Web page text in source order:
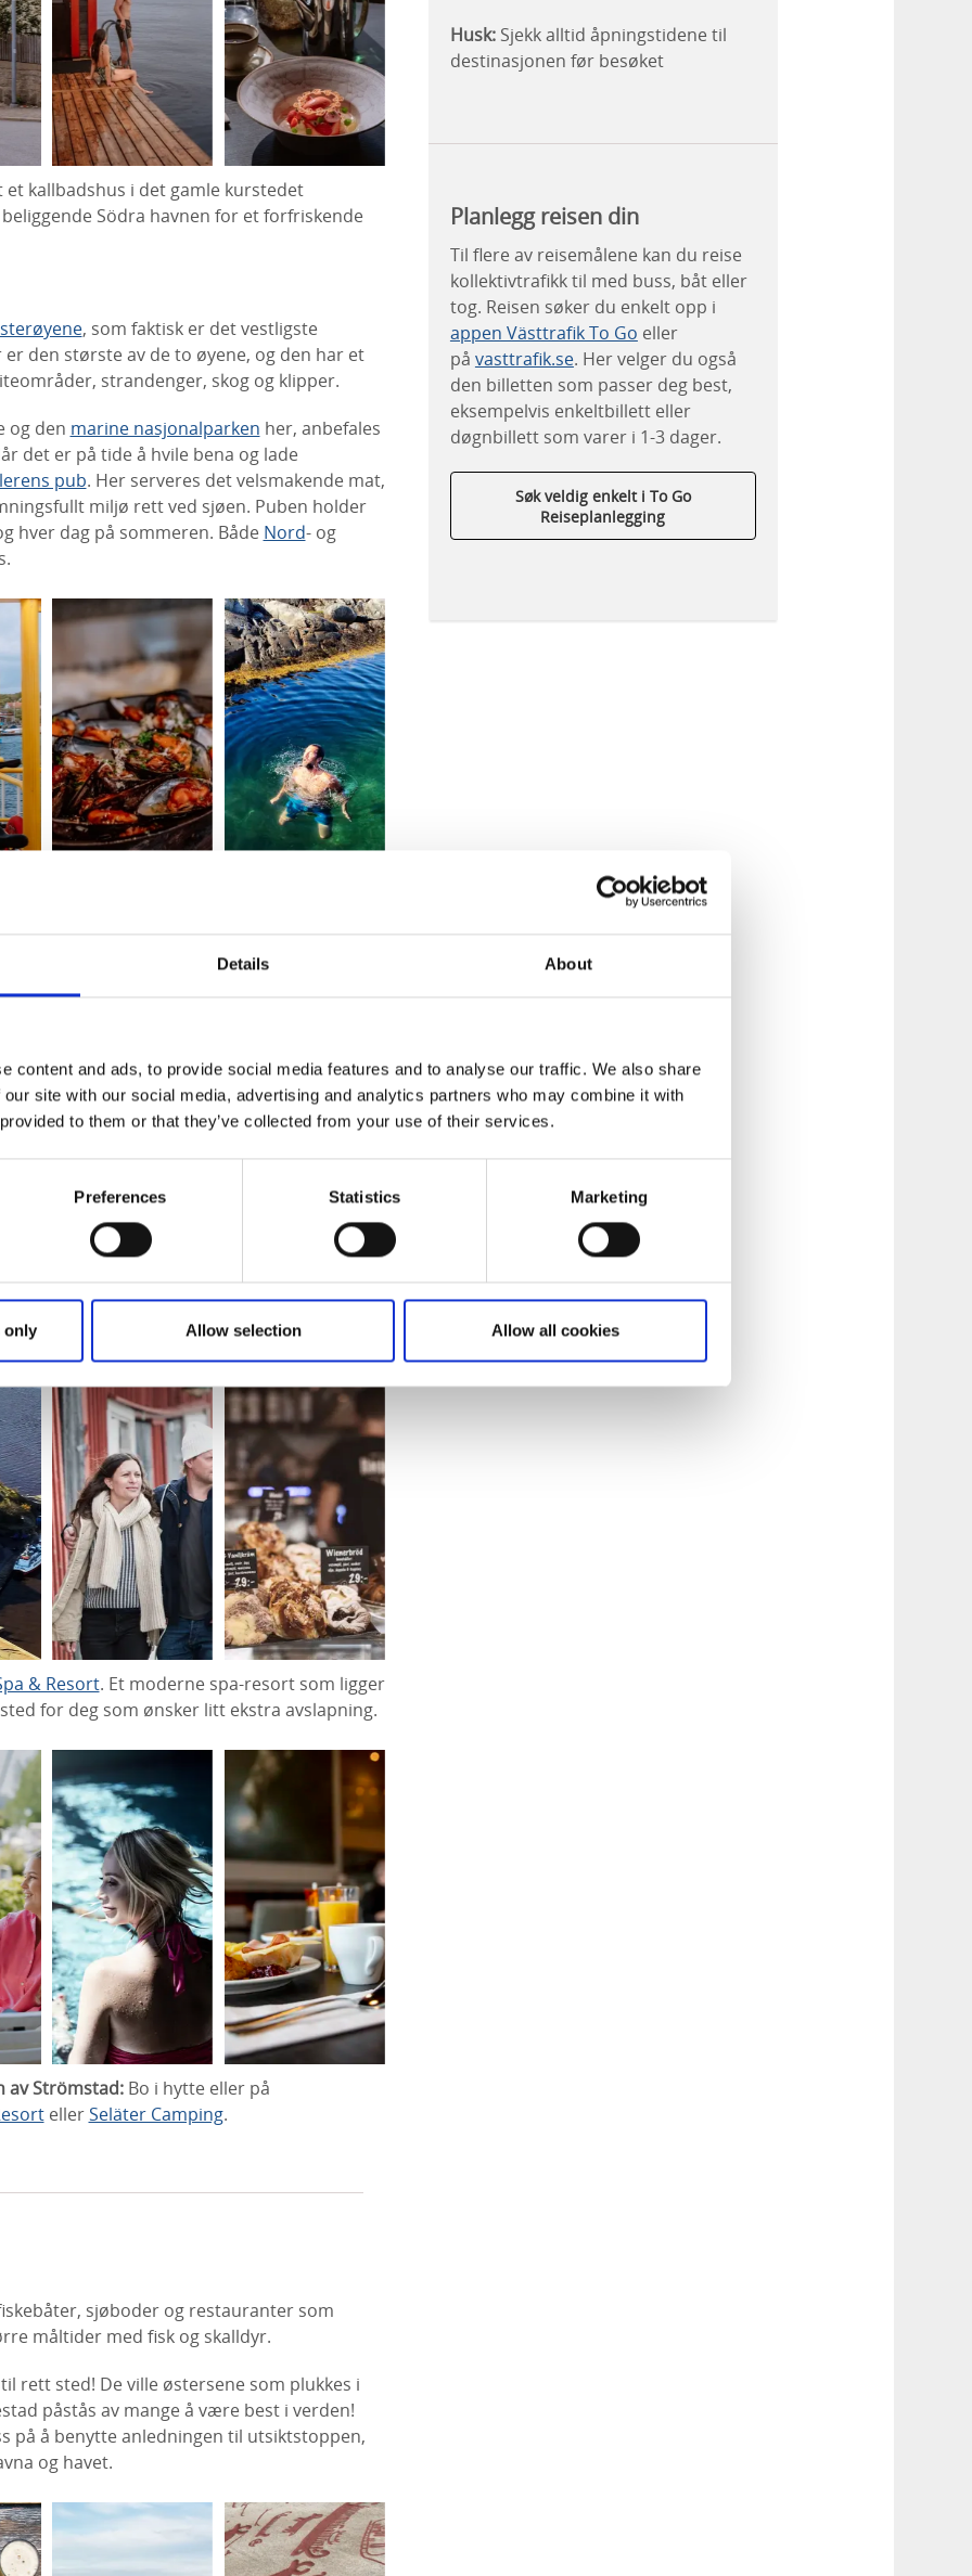
Details About
content and ads, to provide social media features and to analyse our traffic. We also share
site with our social media, advertising and analytics partners who may combine it with
to them or that they’ve collected from your use of their services.
Preferences Statistics Marketing
only Allow selection Allow all cookies
kallbadshus i det gamle kurstedet
Södra havnen for et forfriskende
, som faktisk er det vestligste
den største av de to øyene, og den har et
strandenger, skog og klipper.
og den marine nasjonalparken her, anbefales
det er på tide å hvile bena og lade
pub. Her serveres det velsmakende mat,
miljø rett ved sjøen. Puben holder
hver dag på sommeren. Både Nord- og
fordi øya er nærmest bilfri. For deg
finnes det også gode muligheter for å
og guidede turer finnes hos
Kläpphagennoe vi virkelig anbefaler. Det er et
og restauranten setter en ekstra gylden
Ta båten tilbake til Strömstad og sjekk inn
på en halvøy i Strömstads havn. Om du er
vi middag i hotellets restaurant. Har du
tilBacklunds Bageri/Bistro & Barpå
& Resort. Et moderne spa-resort som ligger
for deg som ønsker litt ekstra avslapning.
av Strömstad:Bo i hytte eller på
ellerSeläter Camping.
sjøboder og restauranter som
måltider med fisk og skalldyr.
rett sted! De ville østersene som plukkes i
påstås av mange å være best i verden!
på å benytte anledningen til utsiktstoppen,
og havet.
Husk: Sjekk alltid åpningstidene til
destinasjonen før besøket
Planlegg reisen din
Til flere av reisemålene kan du reise
kollektivtrafikk til med buss, båt eller
tog. Reisen søker du enkelt opp i
appen Västtrafik To Go eller
på vasttrafik.se. Her velger du også
den billetten som passer deg best,
eksempelvis enkeltbillett eller
døgnbillett som varer i 1-3 dager.
Søk veldig enkelt i To Go
Reiseplanlegging